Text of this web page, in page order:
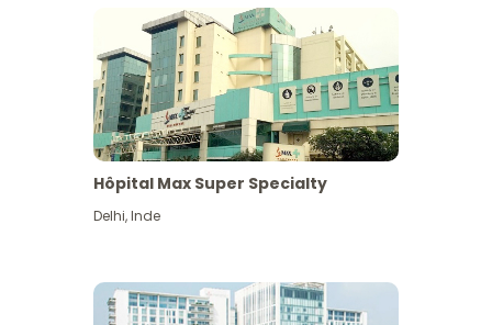
Hôpital Max Super Specialty
Delhi,Inde